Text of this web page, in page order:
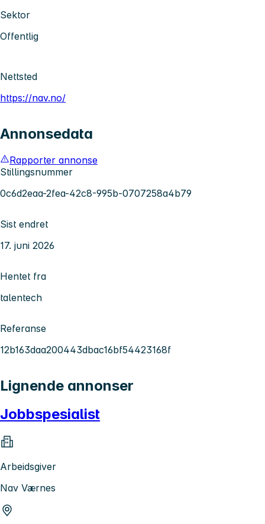
Sektor
Offentlig
Nettsted
https://nav.no/
Annonsedata
Rapporter annonse
Stillingsnummer
0c6d2eaa-2fea-42c8-995b-0707258a4b79
Sist endret
17. juni 2026
Hentet fra
talentech
Referanse
12b163daa200443dbac16bf54423168f
Lignende annonser
Jobbspesialist
Arbeidsgiver
Nav Værnes